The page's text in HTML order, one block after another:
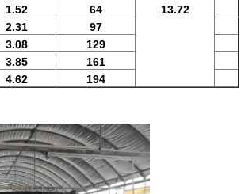
1.52 64 13.72
2.31
97
3.08
129
3.85
161
4.62
194